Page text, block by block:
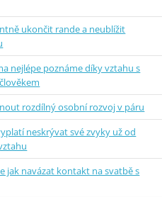
ukončit rande a neublížit
nejlépe poznáme díky vztahu s
rozdílný osobní rozvoj v páru
neskrývat své zvyky už od
jak navázat kontakt na svatbě s